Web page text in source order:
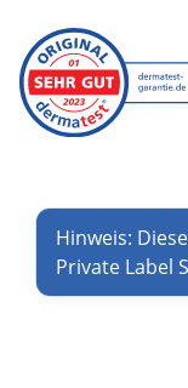
Hinweis:
Private Label